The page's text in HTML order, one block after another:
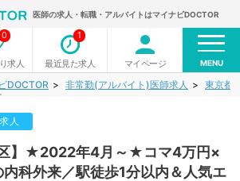
医師の求人・転職・アルバイトはマイナビDOCTOR
求人
0
最近見た求人
1
マイページ MENU
DOCTOR 非常勤(アルバイト)医師求人 東京都
人
区】★2022年4月～★コマ4万円×
科外来／駅徒歩1分以内＆人気エ